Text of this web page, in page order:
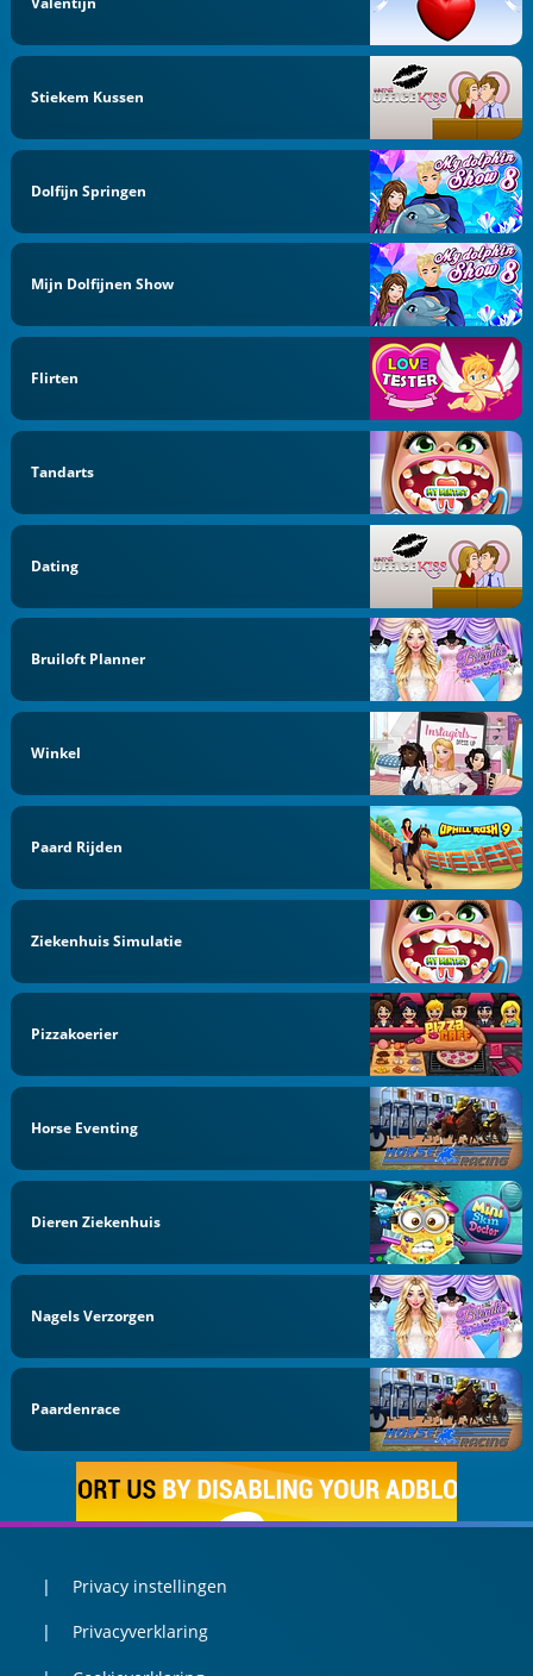
Stiekem Kussen
Dolfijn Springen
Mijn Dolfijnen Show
Flirten
Tandarts
Dating
Bruiloft Planner
Winkel
Paard Rijden
Ziekenhuis Simulatie
Pizzakoerier
Horse Eventing
Dieren Ziekenhuis
Nagels Verzorgen
Paardenrace
Privacy instellingen
Privacyverklaring